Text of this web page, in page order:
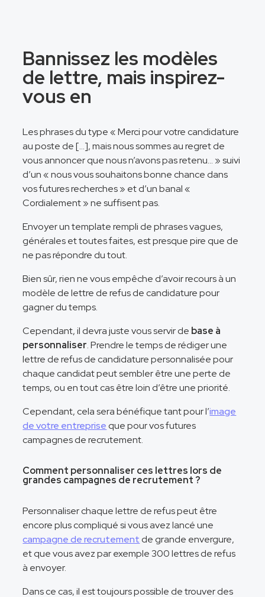
Bannissez les modèles
de lettre, mais inspirez-
vous en
Les phrases du type « Merci pour votre candidature
au poste de […], mais nous sommes au regret de
vous annoncer que nous n’avons pas retenu… » suivi
d’un « nous vous souhaitons bonne chance dans
vos futures recherches » et d’un banal «
Cordialement » ne suffisent pas.
Envoyer un template rempli de phrases vagues,
générales et toutes faites, est presque pire que de
ne pas répondre du tout.
Bien sûr, rien ne vous empêche d’avoir recours à un
modèle de lettre de refus de candidature pour
gagner du temps.
Cependant, il devra juste vous servir de base à
personnaliser. Prendre le temps de rédiger une
lettre de refus de candidature personnalisée pour
chaque candidat peut sembler être une perte de
temps, ou en tout cas être loin d’être une priorité.
Cependant, cela sera bénéfique tant pour l’image
de votre entreprise que pour vos futures
campagnes de recrutement.
Comment personnaliser ces lettres lors de
grandes campagnes de recrutement ?
Personnaliser chaque lettre de refus peut être
encore plus compliqué si vous avez lancé une
campagne de recrutement de grande envergure,
et que vous avez par exemple 300 lettres de refus
à envoyer.
Dans ce cas, il est toujours possible de trouver des